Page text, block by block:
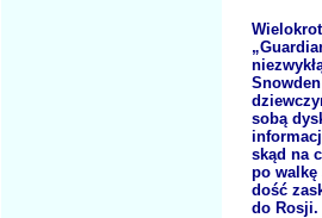
sobą
skąd na
po walkę
dość
do Rosji.